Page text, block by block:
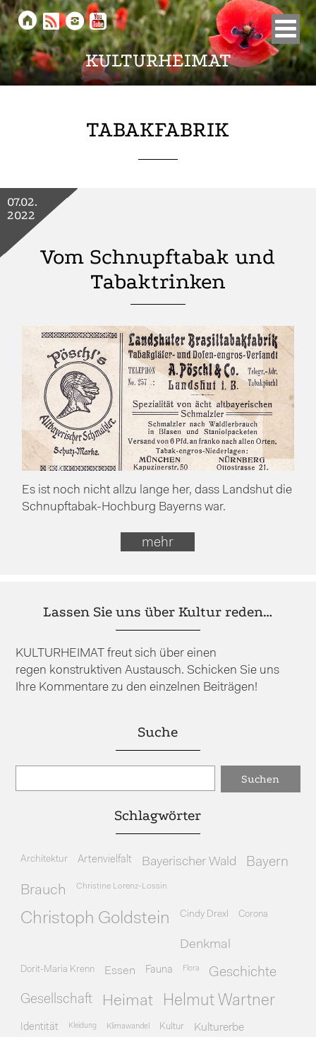
KULTURHEIMAT
    
TABAKFABRIK
Vom Schnupftabak und
Tabaktrinken
07.02.
2022
Es ist noch nicht allzu lange her, dass Landshut die
Schnupftabak-Hochburg Bayerns war.
mehr
Lassen Sie uns über Kultur reden…
KULTURHEIMAT freut sich über einen
regen konstruktiven Austausch. Schicken Sie uns
Ihre Kommentare zu den einzelnen Beiträgen!
Suche
Schlagwörter
Architektur Artenvielfalt Bayerischer Wald Bayern
Brauch Christine Lorenz-Lossin
Christoph Goldstein Cindy Drexl Corona
Denkmal
Dorit-Maria Krenn Essen Fauna Flora Geschichte
Gesellschaft Heimat Helmut Wartner
Identität Kleidung Klimawandel Kultur Kulturerbe